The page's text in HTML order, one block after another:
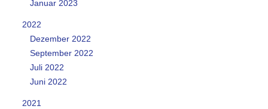
Januar 2023
2022
Dezember 2022
September 2022
Juli 2022
Juni 2022
2021